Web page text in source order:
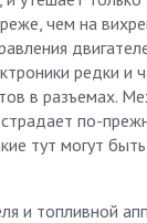
чем на
редки и
в разъемах.
по-
тут могут
и топливной